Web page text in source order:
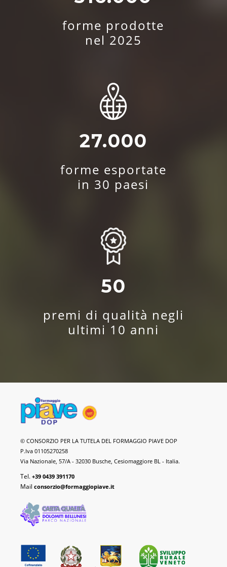
forme prodotte
nel 2025
27.000
forme esportate
in 30 paesi
50
premi di qualità negli
ultimi 10 anni
Formaggio
Piave
DOP
© CONSORZIO PER LA TUTELA DEL FORMAGGIO PIAVE DOP
P.Iva 01105270258
Via Nazionale, 57/A - 32030 Busche, Cesiomaggiore BL - Italia.
Tel. +39 0439 391170
Mail consorzio@formaggiopiave.it